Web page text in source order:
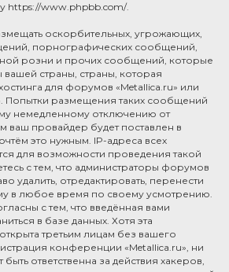
https://www.phpbb.com/.
оскорбительных, угрожающих,
порнографических сообщений,
розни и прочих сообщений, которые
вашей страны, страны, которая
для форумов «Metallica.ru» или
Попытки размещения таких сообщений
немедленному отключению от
ваш провайдер будет поставлен в
это нужным. IP-адреса всех
для возможности проведения такой
с тем, что администраторы форумов
удалить, отредактировать, перенести
в любое время по своему усмотрению.
с тем, что введённая вами
в базе данных. Хотя эта
третьим лицам без вашего
конференции «Metallica.ru», ни
ответственна за действия хакеров,